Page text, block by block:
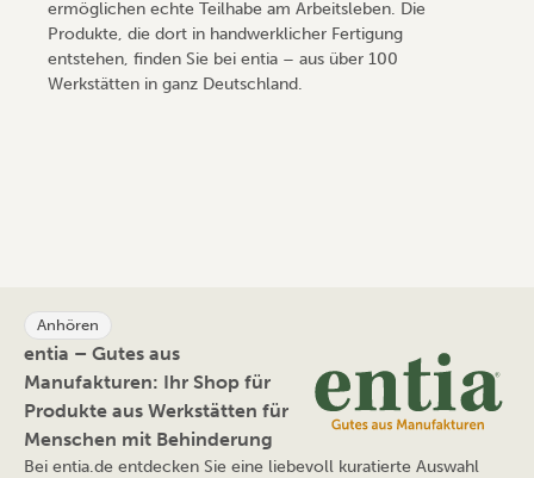
ermöglichen echte Teilhabe am Arbeitsleben. Die
Produkte, die dort in handwerklicher Fertigung
entstehen, finden Sie bei entia – aus über 100
Werkstätten in ganz Deutschland.
Anhören
entia – Gutes aus
Manufakturen: Ihr Shop für
Produkte aus Werkstätten für
Menschen mit Behinderung
Bei entia.de entdecken Sie eine liebevoll kuratierte Auswahl